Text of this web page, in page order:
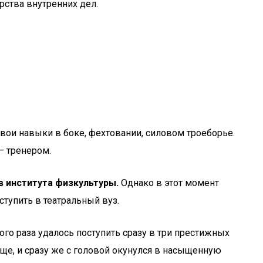
внутренних дел.
навыки в боке, фехтовании, силовом троеборье.
тренером.
физкультуры. Однако в этот момент
в театральный вуз.
раза удалось поступить сразу в три престижных
и сразу же с головой окунулся в насыщенную